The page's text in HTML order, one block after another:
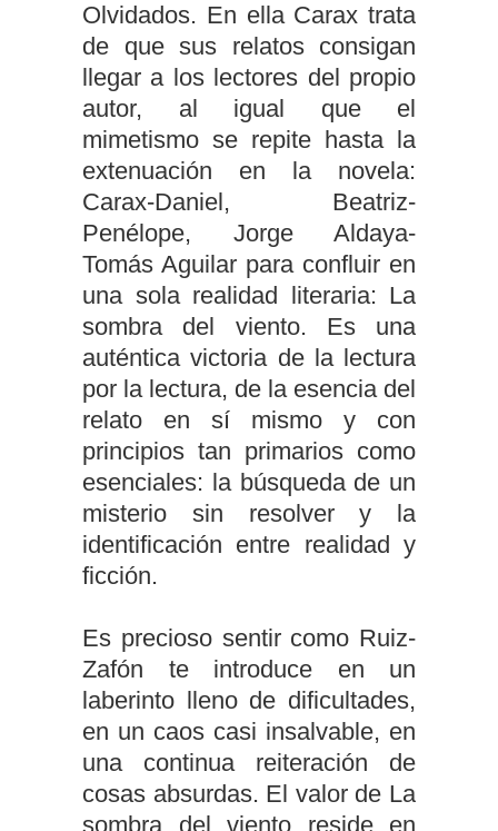
Olvidados. En ella Carax trata
de que sus relatos consigan
llegar a los lectores del propio
autor, al igual que el
mimetismo se repite hasta la
extenuación en la novela:
Carax-Daniel, Beatriz-
Penélope, Jorge Aldaya-
Tomás Aguilar para confluir en
una sola realidad literaria: La
sombra del viento. Es una
auténtica victoria de la lectura
por la lectura, de la esencia del
relato en sí mismo y con
principios tan primarios como
esenciales: la búsqueda de un
misterio sin resolver y la
identificación entre realidad y
ficción.
Es precioso sentir como Ruiz-
Zafón te introduce en un
laberinto lleno de dificultades,
en un caos casi insalvable, en
una continua reiteración de
cosas absurdas. El valor de La
sombra del viento reside en